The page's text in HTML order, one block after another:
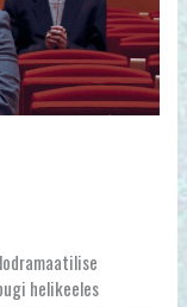
helikeeles